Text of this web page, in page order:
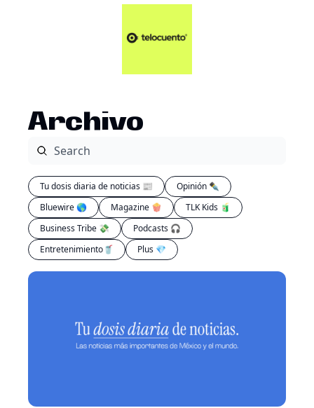
Artículos 📑
Plus 💎
Archivo
Tu dosis diaria de noticias 📰
Opinión ✒️
Bluewire 🌎
Magazine 🍿
TLK Kids 🧃
Business Tribe 💸
Podcasts 🎧
Entretenimiento🥤
Plus 💎